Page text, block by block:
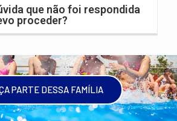
que não foi respondida
proceder?
PARTE DESSA FAMÍLIA